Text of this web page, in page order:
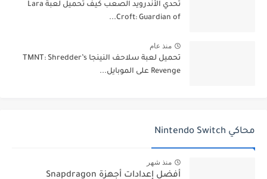
تحدي الأندرويد الصعب كيف تحميل لعبة Lara
Croft: Guardian of...
منذ عام
تحميل لعبة سلاحف النينجا TMNT: Shredder’s
Revenge على الموبايل...
محاكي Nintendo Switch
منذ شهر
أفضل إعدادات أجهزة Snapdragon